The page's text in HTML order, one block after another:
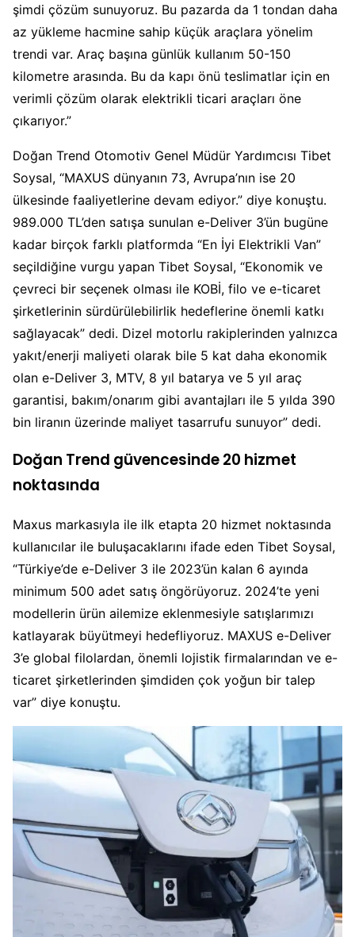
şimdi çözüm sunuyoruz. Bu pazarda da 1 tondan daha
az yükleme hacmine sahip küçük araçlara yönelim
trendi var. Araç başına günlük kullanım 50-150
kilometre arasında. Bu da kapı önü teslimatlar için en
verimli çözüm olarak elektrikli ticari araçları öne
çıkarıyor.”
Doğan Trend Otomotiv Genel Müdür Yardımcısı Tibet
Soysal, “MAXUS dünyanın 73, Avrupa’nın ise 20
ülkesinde faaliyetlerine devam ediyor.” diye konuştu.
989.000 TL’den satışa sunulan e-Deliver 3’ün bugüne
kadar birçok farklı platformda “En İyi Elektrikli Van”
seçildiğine vurgu yapan Tibet Soysal, “Ekonomik ve
çevreci bir seçenek olması ile KOBİ, filo ve e-ticaret
şirketlerinin sürdürülebilirlik hedeflerine önemli katkı
sağlayacak” dedi. Dizel motorlu rakiplerinden yalnızca
yakıt/enerji maliyeti olarak bile 5 kat daha ekonomik
olan e-Deliver 3, MTV, 8 yıl batarya ve 5 yıl araç
garantisi, bakım/onarım gibi avantajları ile 5 yılda 390
bin liranın üzerinde maliyet tasarrufu sunuyor” dedi.
Doğan Trend güvencesinde 20 hizmet
noktasında
Maxus markasıyla ile ilk etapta 20 hizmet noktasında
kullanıcılar ile buluşacaklarını ifade eden Tibet Soysal,
“Türkiye’de e-Deliver 3 ile 2023’ün kalan 6 ayında
minimum 500 adet satış öngörüyoruz. 2024’te yeni
modellerin ürün ailemize eklenmesiyle satışlarımızı
katlayarak büyütmeyi hedefliyoruz. MAXUS e-Deliver
3’e global filolardan, önemli lojistik firmalarından ve e-
ticaret şirketlerinden şimdiden çok yoğun bir talep
var” diye konuştu.